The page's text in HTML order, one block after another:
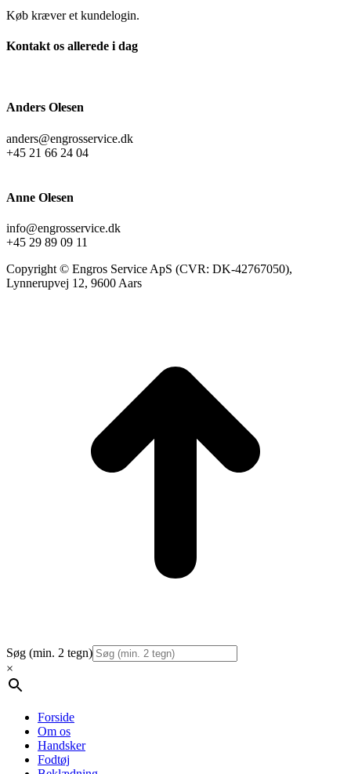
Køb kræver et kundelogin.
Kontakt os allerede i dag
Anders Olesen
anders@engrosservice.dk
+45 21 66 24 04
Anne Olesen
info@engrosservice.dk
+45 29 89 09 11
Copyright © Engros Service ApS (CVR: DK-42767050),
Lynnerupvej 12, 9600 Aars
Søg (min. 2 tegn)
×
Forside
Om os
Handsker
Fodtøj